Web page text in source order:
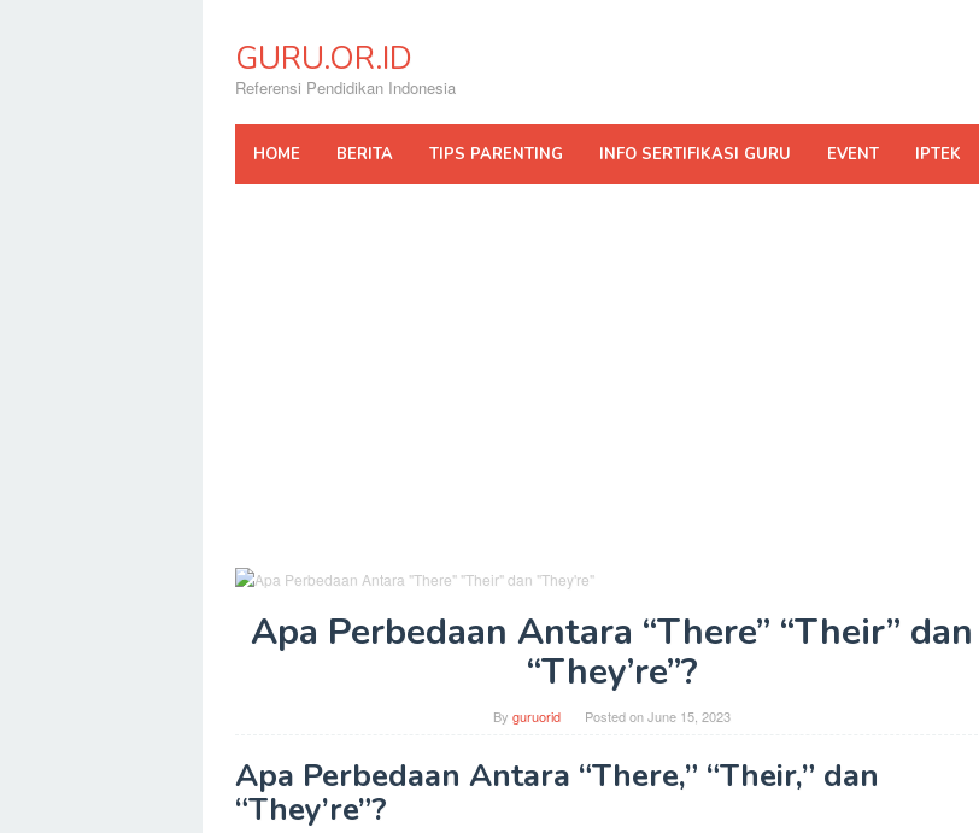
contentGURU.OR.ID
Referensi Pendidikan Indonesia
HOME BERITA TIPS PARENTING INFO SERTIFIKASI GURU EVENT IPTEK
Apa Perbedaan Antara “There” “Their” dan
“They’re”?
Byguruorid Posted onJune 15, 2023
Apa Perbedaan Antara “There,” “Their,” dan
“They’re”?